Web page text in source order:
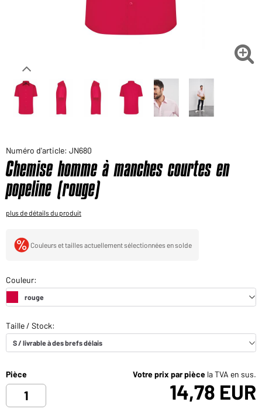
Voudriez-vous acheter des produits pour votre besoin

Numéro d'article: JN680
Chemise homme à manches courtes en
popeline (rouge)
plus de détails du produit
Couleurs et tailles actuellement sélectionnées en solde
Pièce Votre prix par pièce la TVA en sus.
14,78 EUR